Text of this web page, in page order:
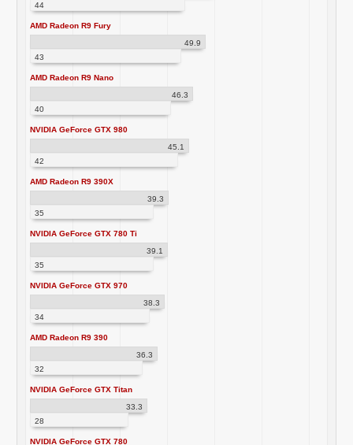
44
AMD Radeon R9 Fury
49.9
43
AMD Radeon R9 Nano
46.3
40
NVIDIA GeForce GTX 980
45.1
42
AMD Radeon R9 390X
39.3
35
NVIDIA GeForce GTX 780 Ti
39.1
35
NVIDIA GeForce GTX 970
38.3
34
AMD Radeon R9 390
36.3
32
NVIDIA GeForce GTX Titan
33.3
28
NVIDIA GeForce GTX 780